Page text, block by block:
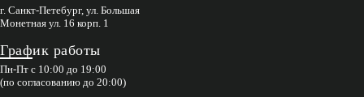
г. Санкт-Петебург, ул. Большая
Монетная ул. 16 корп. 1
График работы
Пн-Пт с 10:00 до 19:00
(по согласованию до 20:00)